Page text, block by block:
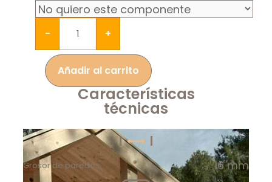
- +
Añadir al carrito
Características
técnicas
Grosor de paredes 16 mm